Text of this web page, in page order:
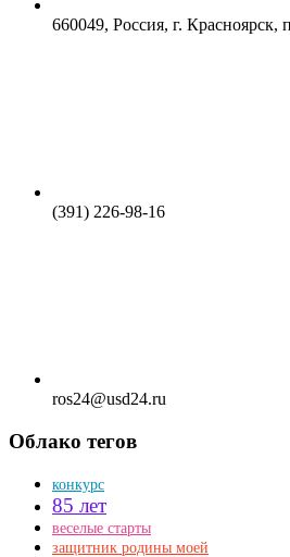
660049, Россия, г. Красноярск,
(391) 226-98-16
ros24@usd24.ru
Облако тегов
конкурс
85 лет
веселые старты
защитник родины моей